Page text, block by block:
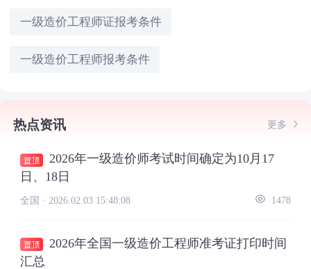
一级造价工程师证报考条件
一级造价工程师报考条件
热点资讯 更多
2026年一级造价师考试时间确定为10月17
日、18日
全国 · 2026.02.03 15:48:08 1478
2026年全国一级造价工程师准考证打印时间
汇总